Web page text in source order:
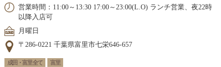
営業時間：11:00～13:30 17:00～23:00(L.O) ランチ営業、夜22時
以降入店可
月曜日
〒286-0221 千葉県富里市七栄646-657
成田・富里 全て 富里